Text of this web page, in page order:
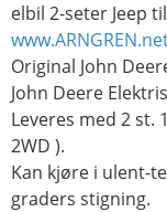
elbil 2-seter Jeep
Original John
John Deere
Leveres med 2 st.
2WD ).
Kan kjøre i ulent-
graders stigning.